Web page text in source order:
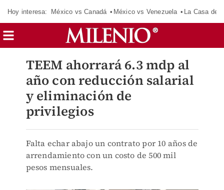
Hoy interesa: México vs Canadá México vs Venezuela La Casa de
TEEM ahorrará 6.3 mdp al
año con reducción salarial
y eliminación de
privilegios
Falta echar abajo un contrato por 10 años de
arrendamiento con un costo de 500 mil
pesos mensuales.